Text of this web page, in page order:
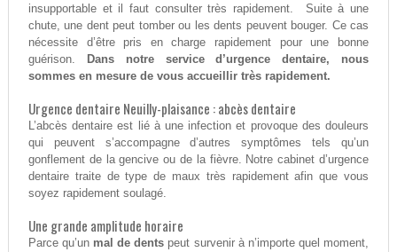
insupportable et il faut consulter très rapidement. Suite à une
chute, une dent peut tomber ou les dents peuvent bouger. Ce cas
nécessite d’être pris en charge rapidement pour une bonne
guérison.
Dans notre service d’urgence dentaire, nous
sommes en mesure de vous accueillir très rapidement.
Urgence dentaire Neuilly-plaisance : abcès dentaire
L’abcès dentaire est lié à une infection et provoque des douleurs
qui peuvent s’accompagne d’autres symptômes tels qu’un
gonflement de la gencive ou de la fièvre. Notre cabinet d’urgence
dentaire traite de type de maux très rapidement afin que vous
soyez rapidement soulagé.
Une grande amplitude horaire
Parce qu’un mal de dents peut survenir à n’importe quel moment,